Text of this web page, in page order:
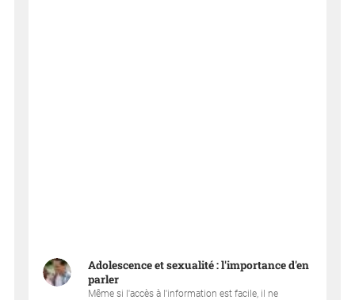
Adolescence et sexualité : l'importance d'en
parler
Même si l'accès à l'information est facile, il ne